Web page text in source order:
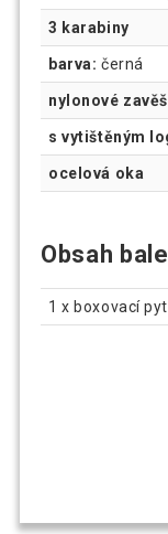
3 karabiny
barva: černá
nylonové
s vytištěným
ocelová oka
Obsah
1 x boxovací